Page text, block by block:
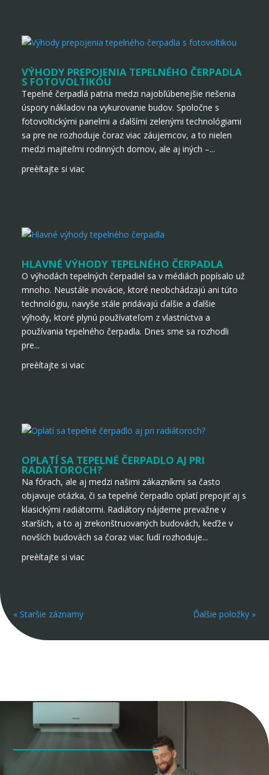
VÝHODY PREPOJENIA TEPELNÉHO ČERPADLA
S FOTOVOLTIKOU
Tepelné čerpadlá patria medzi najobľúbenejšie riešenia
úspory nákladov na vykurovanie budov. Spoločne s
fotovoltickými panelmi a ďalšími zelenými technológiami
sa pre ne rozhoduje čoraz viac záujemcov, a to nielen
medzi majiteľmi rodinných domov, ale aj iných –...
preèítajte si viac
HLAVNÉ VÝHODY TEPELNÉHO ČERPADLA
O výhodách tepelných čerpadiel sa v médiách popísalo už
mnoho. Neustále inovácie, ktoré neobchádzajú ani túto
technológiu, navyše stále pridávajú ďalšie a ďalšie
výhody, ktoré plynú používateľom z vlastníctva a
používania tepelného čerpadla. Dnes sme sa rozhodli
pre...
preèítajte si viac
OPLATÍ SA TEPELNÉ ČERPADLO AJ PRI
RADIÁTOROCH?
Na fórach, ale aj medzi našimi zákazníkmi sa často
objavuje otázka, či sa tepelné čerpadlo oplatí prepojiť aj s
klasickými radiátormi. Radiátory nájdeme prevažne v
starších, a to aj zrekonštruovaných budovách, keďže v
novších budovách sa čoraz viac ľudí rozhoduje...
preèítajte si viac
« Staršie záznamy Ďalšie položky »